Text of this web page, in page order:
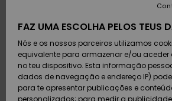
Calçado e
chinelos
Surfe/água
Calçado e
chinelos
Surfe/água
MULHER
chegados
Highlights
SURF
Crianças
Highlights
SNOW
Artigos
Criança
Snow Shop
Feminino
Criança
Outlet
Mulher
Devoluções
Pagamento
Cartão
FAZ UMA ESCOLHA PELOS TEUS
Nós e os nossos parceiros utilizamos
equivalente para armazenar e/ou aceder
no teu dispositivo. Esta informação
dados de navegação e endereço IP)
para te apresentar publicações e
personalizados; para medir a